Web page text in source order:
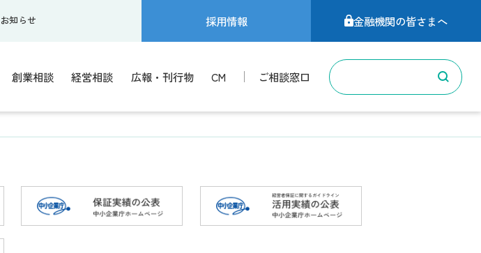
お知らせ 採用情報 金融機関の皆さまへ
創業相談 経営相談 広報・刊行物 CM ご相談窓口